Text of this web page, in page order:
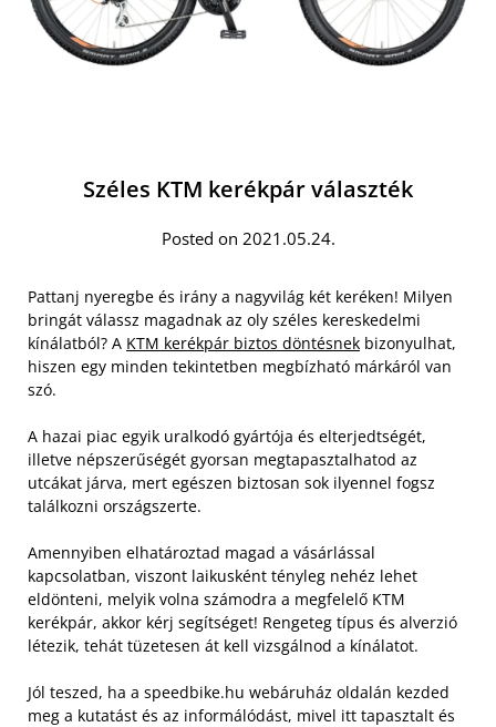
Széles KTM kerékpár választék
Posted on 2021.05.24.
Pattanj nyeregbe és irány a nagyvilág két keréken! Milyen
bringát válassz magadnak az oly széles kereskedelmi
kínálatból? A KTM kerékpár biztos döntésnek bizonyulhat,
hiszen egy minden tekintetben megbízható márkáról van
szó.
A hazai piac egyik uralkodó gyártója és elterjedtségét,
illetve népszerűségét gyorsan megtapasztalhatod az
utcákat járva, mert egészen biztosan sok ilyennel fogsz
találkozni országszerte.
Amennyiben elhatároztad magad a vásárlással
kapcsolatban, viszont laikusként tényleg nehéz lehet
eldönteni, melyik volna számodra a megfelelő KTM
kerékpár, akkor kérj segítséget! Rengeteg típus és alverzió
létezik, tehát tüzetesen át kell vizsgálnod a kínálatot.
Jól teszed, ha a speedbike.hu webáruház oldalán kezded
meg a kutatást és az informálódást, mivel itt tapasztalt és